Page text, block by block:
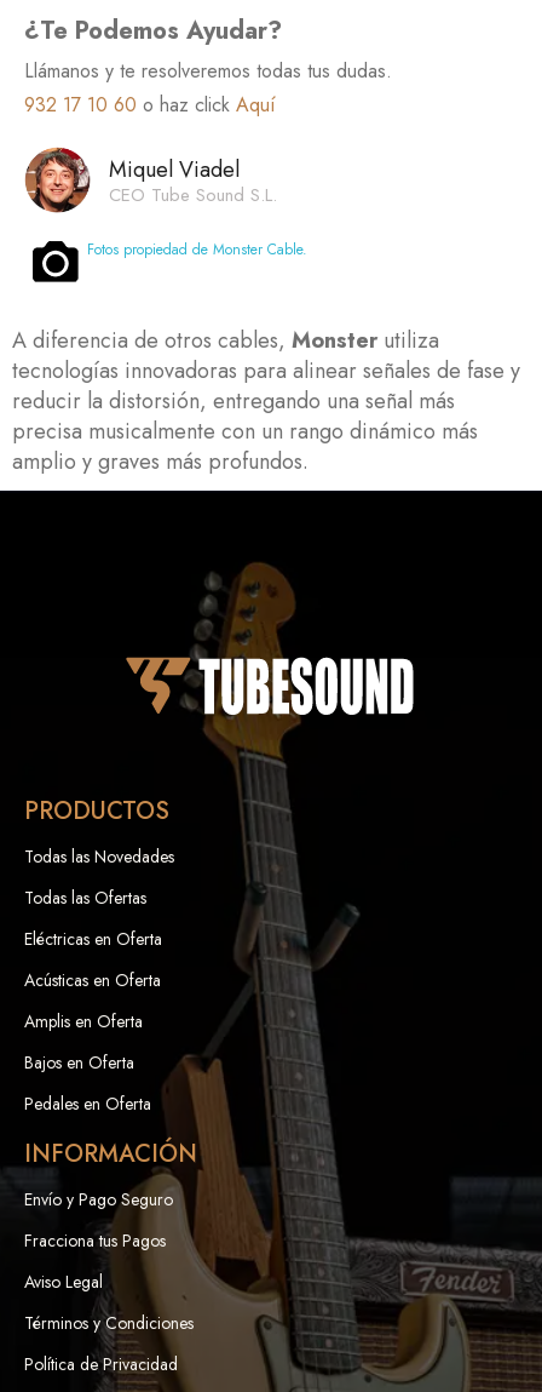
¿Te Podemos Ayudar?
Llámanos y te resolveremos todas tus dudas.
932 17 10 60 o haz click Aquí
Miquel Viadel
CEO Tube Sound S.L.
Fotos propiedad de Monster Cable.
A diferencia de otros cables, Monster utiliza
tecnologías innovadoras para alinear señales de fase y
reducir la distorsión, entregando una señal más
precisa musicalmente con un rango dinámico más
amplio y graves más profundos.
PRODUCTOS
Todas las Novedades
Todas las Ofertas
Eléctricas en Oferta
Acústicas en Oferta
Amplis en Oferta
Bajos en Oferta
Pedales en Oferta
INFORMACIÓN
Envío y Pago Seguro
Fracciona tus Pagos
Aviso Legal
Términos y Condiciones
Política de Privacidad